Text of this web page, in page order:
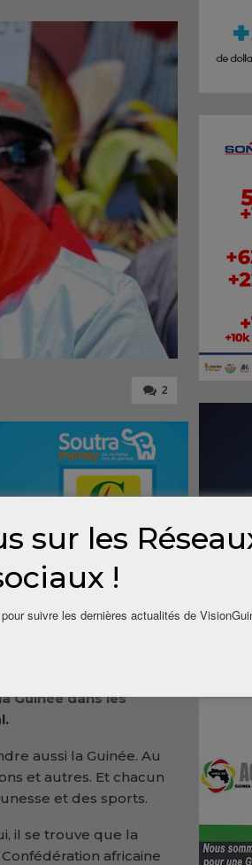
2
compétition UFOA au
échec. La
pays après une
de la jeunesse et des
Guinée dans les
aussi la Guinée. Au
et autres. Et chacun
et des sports.
il se trouve que la
africaine
sur les
!
suivre les dernières actualités de